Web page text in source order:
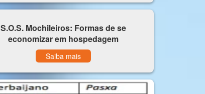
S.O.S. Mochileiros: Formas de se
economizar em hospedagem
Saiba mais